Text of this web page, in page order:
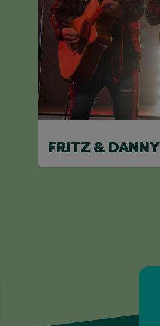
FRITZ & DANNY